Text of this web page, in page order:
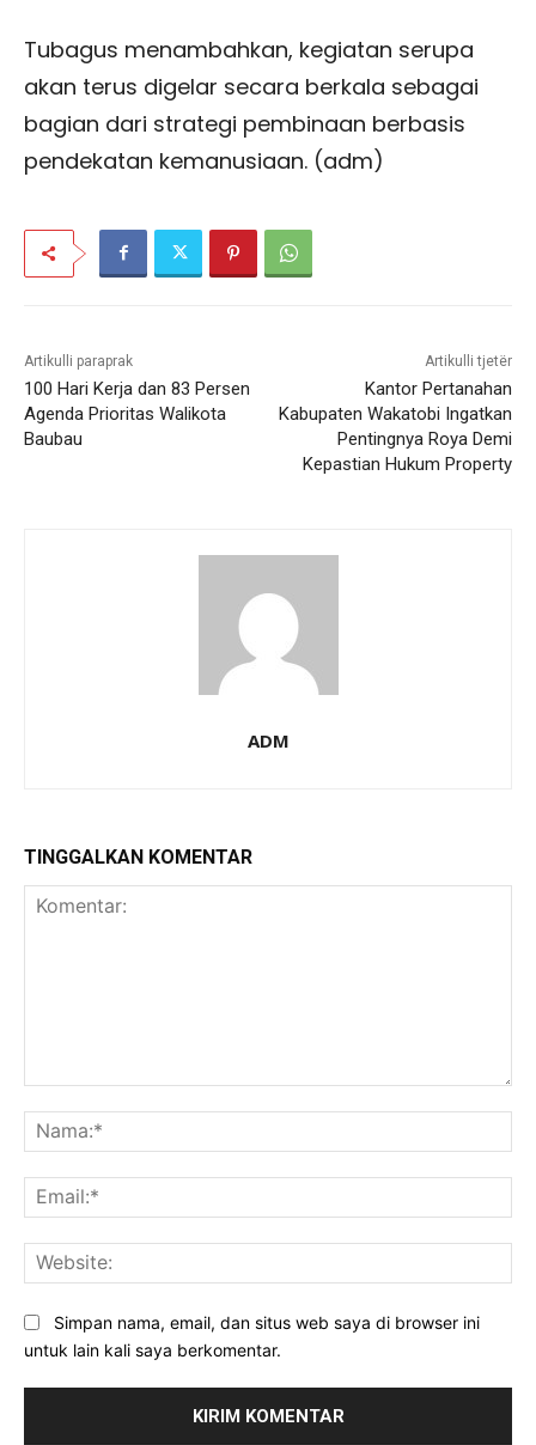
Tubagus menambahkan, kegiatan serupa
akan terus digelar secara berkala sebagai
bagian dari strategi pembinaan berbasis
pendekatan kemanusiaan. (adm)
Artikulli paraprak
100 Hari Kerja dan 83 Persen
Agenda Prioritas Walikota
Baubau
Artikulli tjetër
Kantor Pertanahan
Kabupaten Wakatobi Ingatkan
Pentingnya Roya Demi
Kepastian Hukum Property
ADM
TINGGALKAN KOMENTAR
Simpan nama, email, dan situs web saya di browser ini
untuk lain kali saya berkomentar.